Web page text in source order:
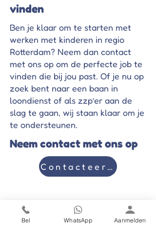
vinden
Ben je klaar om te starten met
werken met kinderen in regio
Rotterdam? Neem dan contact
met ons op om de perfecte job te
vinden die bij jou past. Of je nu op
zoek bent naar een baan in
loondienst of als zzp’er aan de
slag te gaan, wij staan klaar om je
te ondersteunen.
Neem contact met ons op
Contacteer ons
Volg ons op social media
Bel WhatsApp Aanmelden